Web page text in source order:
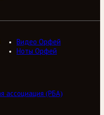
Видео Орфей
Ноты Орфей
ассоциация (РБА)